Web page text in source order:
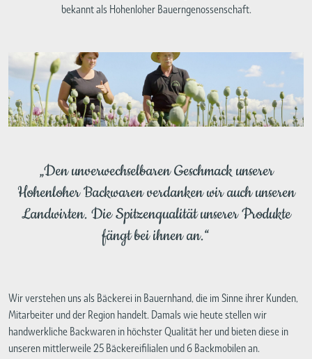
bekannt als Hohenloher Bauerngenossenschaft.
„Den unverwechselbaren Geschmack unserer
Hohenloher Backwaren verdanken wir auch unseren
Landwirten. Die Spitzenqualität unserer Produkte
fängt bei ihnen an.“
Wir verstehen uns als Bäckerei in Bauernhand, die im Sinne ihrer Kunden,
Mitarbeiter und der Region handelt. Damals wie heute stellen wir
handwerkliche Backwaren in höchster Qualität her und bieten diese in
unseren mittlerweile 25 Bäckereifilialen und 6 Backmobilen an.